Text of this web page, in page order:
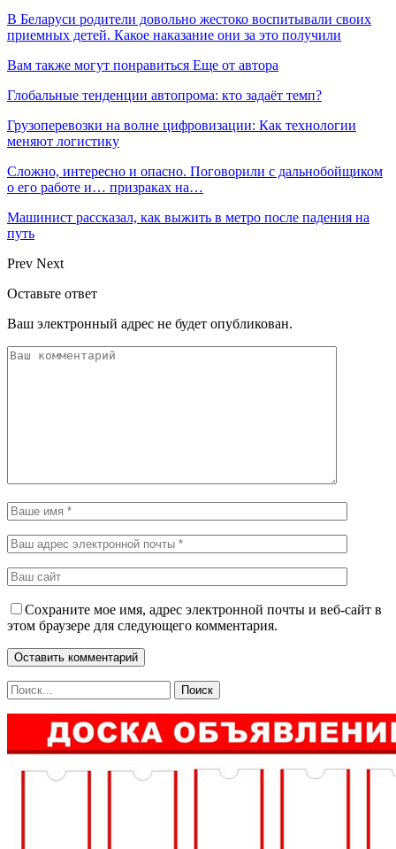
В Беларуси родители довольно жестоко воспитывали своих
приемных детей. Какое наказание они за это получили
Вам также могут понравиться Еще от автора
Глобальные тенденции автопрома: кто задаёт темп?
Грузоперевозки на волне цифровизации: Как технологии
меняют логистику
Сложно, интересно и опасно. Поговорили с дальнобойщиком
о его работе и… призраках на…
Машинист рассказал, как выжить в метро после падения на
путь
Prev Next
Оставьте ответ
Ваш электронный адрес не будет опубликован.
Сохраните мое имя, адрес электронной почты и веб-сайт в
этом браузере для следующего комментария.